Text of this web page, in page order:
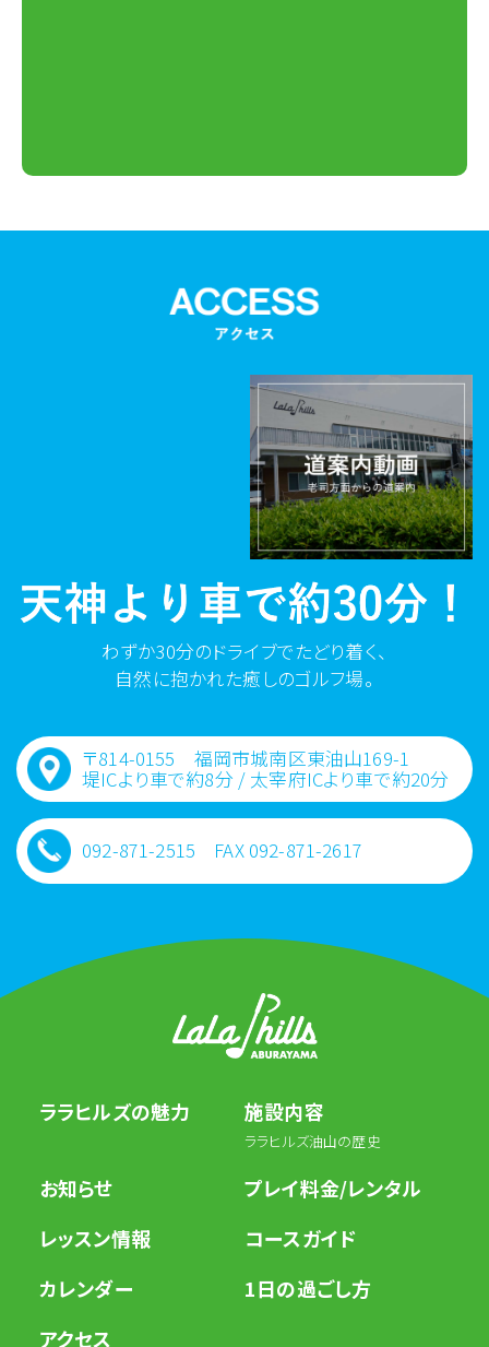
わずか30分のドライブでたどり着く、
自然に抱かれた癒しのゴルフ場。
〒814-0155 福岡市城南区東油山169-1
堤ICより車で約8分 / 太宰府ICより車で約20​分
092-871-2515 FAX 092-871-2617
ララヒルズの魅力 施設内容
ララヒルズ油山の歴史
お知らせ
プレイ料金/レンタル
レッスン情報
コースガイド
カレンダー
1日の過ごし方
アクセス